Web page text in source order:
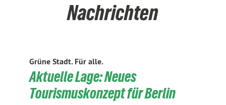
Nachrichten
Grüne Stadt. Für alle.
Aktuelle Lage: Neues
Tourismuskonzept für Berlin